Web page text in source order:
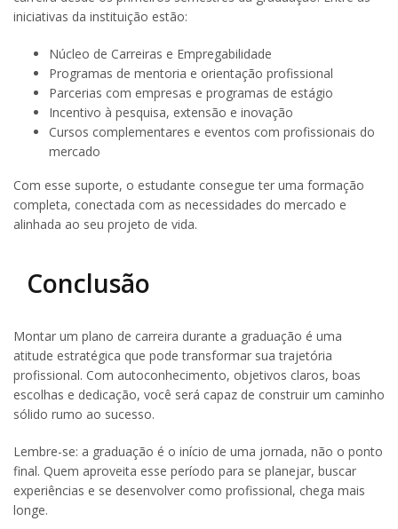
iniciativas da instituição estão:
Núcleo de Carreiras e Empregabilidade
Programas de mentoria e orientação profissional
Parcerias com empresas e programas de estágio
Incentivo à pesquisa, extensão e inovação
Cursos complementares e eventos com profissionais do
mercado
Com esse suporte, o estudante consegue ter uma formação
completa, conectada com as necessidades do mercado e
alinhada ao seu projeto de vida.
Conclusão
Montar um plano de carreira durante a graduação é uma
atitude estratégica que pode transformar sua trajetória
profissional. Com autoconhecimento, objetivos claros, boas
escolhas e dedicação, você será capaz de construir um caminho
sólido rumo ao sucesso.
Lembre-se: a graduação é o início de uma jornada, não o ponto
final. Quem aproveita esse período para se planejar, buscar
experiências e se desenvolver como profissional, chega mais
longe.